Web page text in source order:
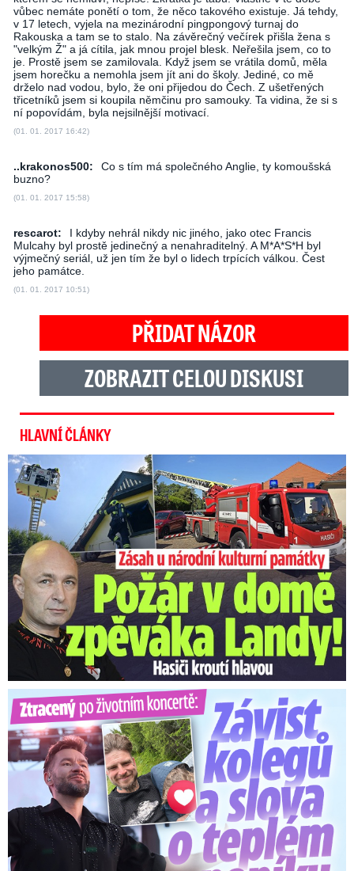
vůbec nemáte ponětí o tom, že něco takového existuje. Já tehdy,
v 17 letech, vyjela na mezinárodní pingpongový turnaj do
Rakouska a tam se to stalo. Na závěrečný večírek přišla žena s
"velkým Ž" a já cítila, jak mnou projel blesk. Neřešila jsem, co to
je. Prostě jsem se zamilovala. Když jsem se vrátila domů, měla
jsem horečku a nemohla jsem jít ani do školy. Jediné, co mě
drželo nad vodou, bylo, že oni přijedou do Čech. Z ušetřených
třicetníků jsem si koupila němčinu pro samouky. Ta vidina, že si s
ní popovídám, byla nejsilnější motivací.
(01. 01. 2017 16:42)
..krakonos500:
Co s tím má společného Anglie, ty komoušská
buzno?
(01. 01. 2017 15:58)
rescarot:
I kdyby nehrál nikdy nic jiného, jako otec Francis
Mulcahy byl prostě jedinečný a nenahraditelný. A M*A*S*H byl
výjmečný seriál, už jen tím že byl o lidech trpících válkou. Čest
jeho památce.
(01. 01. 2017 10:51)
PŘIDAT NÁZOR
ZOBRAZIT CELOU DISKUSI
HLAVNÍ ČLÁNKY
U Daniela Landy hořelo! Hasiči kroutí hlavou
Ztracený po životním koncertě: Závist kolegů a teplý popík